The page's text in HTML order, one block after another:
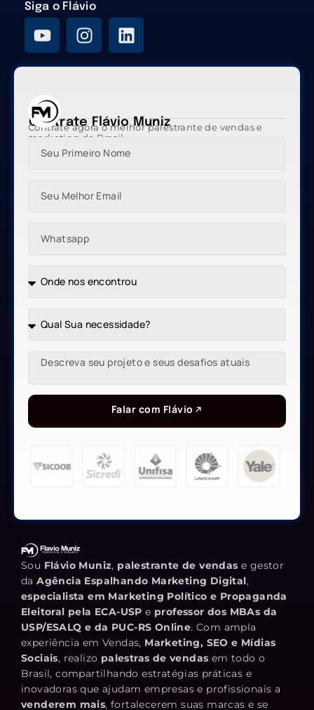
Siga o Flávio
Contrate Flávio Muniz
Contrate agora o melhor palestrante de vendas e
marketing do Brasil
Falar com Flávio
Sou Flávio Muniz, palestrante de vendas e gestor
daAgência Espalhando Marketing Digital,
especialista em Marketing Político e Propaganda
Eleitoral pela ECA-USP e professor dos MBAs da
USP/ESALQ e da PUC-RS Online. Com ampla
experiência em Vendas, Marketing, SEO e Mídias
Sociais, realizo palestras de vendas em todo o
Brasil, compartilhando estratégias práticas e
inovadoras que ajudam empresas e profissionais a
venderem mais, fortalecerem suas marcas e se